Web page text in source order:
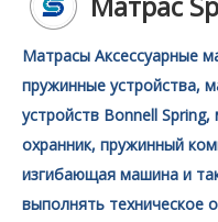
Матрасы Аксессуарные
пружинные устройства,
устройств Bonnell
охранник, пружинный
изгибающая машина и
выполнять техническое